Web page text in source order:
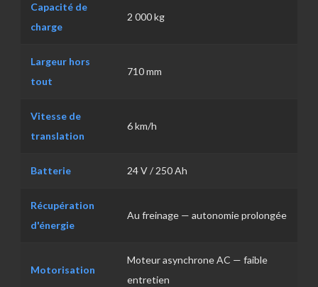
Capacité de
charge
2 000 kg
Largeur hors
tout
710 mm
Vitesse de
translation
6 km/h
Batterie 24 V / 250 Ah
Récupération
d'énergie
Au freinage — autonomie prolongée
Motorisation
Moteur asynchrone AC — faible
entretien